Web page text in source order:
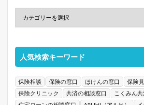
人気検索キーワード
保険相談 保険の窓口 ほけんの窓口
保険
保険クリニック
共済の相談窓口
こくみん